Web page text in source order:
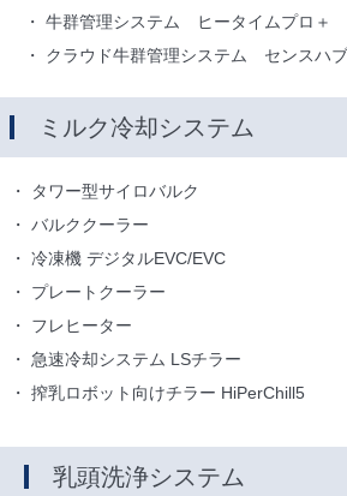
牛群管理システム ヒータイムプロ＋
クラウド牛群管理システム センスハブ
ミルク冷却システム
タワー型サイロバルク
バルククーラー
冷凍機 デジタルEVC/EVC
プレートクーラー
フレヒーター
急速冷却システム LSチラー
搾乳ロボット向けチラー HiPerChill5
乳頭洗浄システム